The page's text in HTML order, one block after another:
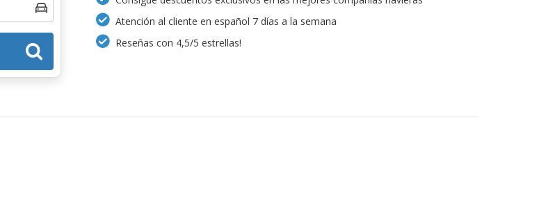
Atención al cliente en español 7 días a la semana
Reseñas con 4,5/5 estrellas!